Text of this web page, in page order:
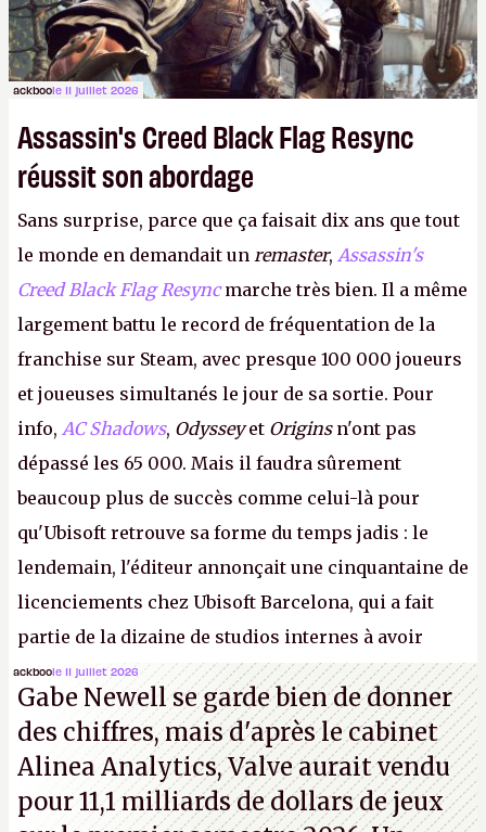
ackboole 11 juillet 2026
Assassin's Creed Black Flag Resync
réussit son abordage
Sans surprise, parce que ça faisait dix ans que tout
le monde en demandait un remaster, Assassin's
Creed Black Flag Resyncmarche très bien. Il a même
largement battu le record de fréquentation de la
franchise sur Steam, avec presque 100 000 joueurs
et joueuses simultanés le jour de sa sortie. Pour
info, AC Shadows, Odysseyet Originsn'ont pas
dépassé les 65 000. Mais il faudra sûrement
beaucoup plus de succès comme celui-là pour
qu'Ubisoft retrouve sa forme du temps jadis : le
lendemain, l'éditeur annonçait une cinquantaine de
licenciements chez Ubisoft Barcelona, qui a fait
partie de la dizaine de studios internes à avoir
travaillé sur cetAssassin's Creedsous la direction
d'Ubisoft Singapour.A.
ackboole 11 juillet 2026
Gabe Newell se garde bien de donner
des chiffres, mais d'après le cabinet
Alinea Analytics, Valve aurait vendu
pour 11,1 milliards de dollars de jeux